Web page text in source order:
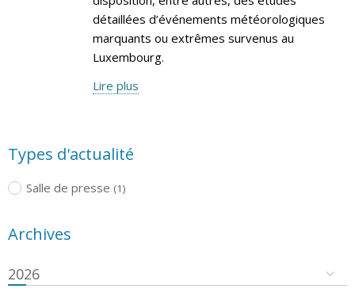
détaillées d’événements météorologiques
marquants ou extrêmes survenus au
Luxembourg.
Lire plus
Types d'actualité
Salle de presse (1)
Archives
2026